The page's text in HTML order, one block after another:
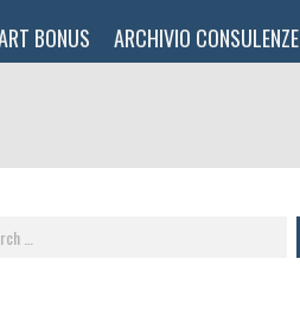
BONUS ARCHIVIO CONSULENZE